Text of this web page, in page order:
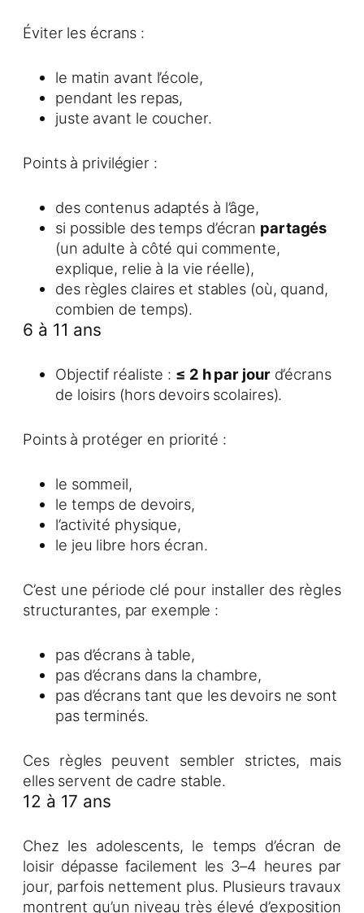
Éviter les écrans :
le matin avant l’école,
pendant les repas,
juste avant le coucher.
Points à privilégier :
des contenus adaptés à l’âge,
si possible des temps d’écran partagés
(un adulte à côté qui commente,
explique, relie à la vie réelle),
des règles claires et stables (où, quand,
combien de temps).
6 à 11 ans
Objectif réaliste : ≤ 2 h par jourd’écrans
de loisirs (hors devoirs scolaires).
Points à protéger en priorité :
le sommeil,
le temps de devoirs,
l’activité physique,
le jeu libre hors écran.
C’est une période clé pour installer des règles
structurantes, par exemple :
pas d’écrans à table,
pas d’écrans dans la chambre,
pas d’écrans tant que les devoirs ne sont
pas terminés.
Ces règles peuvent sembler strictes, mais
elles servent de cadre stable.
12 à 17 ans
Chez les adolescents, le temps d’écran de
loisir dépasse facilement les 3–4 heures par
jour, parfois nettement plus. Plusieurs travaux
montrent qu’un niveau très élevé d’exposition